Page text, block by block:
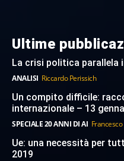
Ultime
La crisi politica parallela
ANALISI Riccardo Perissich
Un compito difficile:
internazionale – 13
SPECIALE 20 ANNI DI AI
Ue: una necessità per
2019